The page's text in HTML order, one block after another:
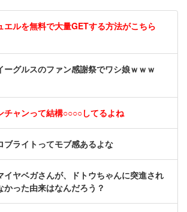
エルを無料で大量GETする方法がこちら
ーグルスのファン感謝祭でワシ娘ｗｗｗ
チャンって結構○○○○してるよね
ブライトってモブ感あるよな
イヤベガさんが、ドトウちゃんに突進され
かった由来はなんだろう？